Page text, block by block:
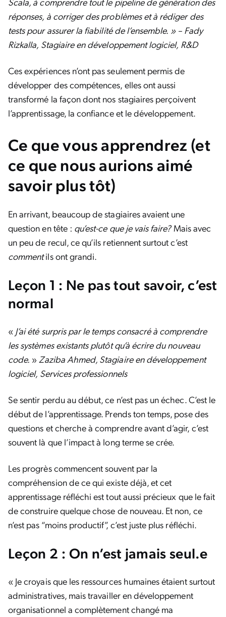
réponses, à corriger des problèmes et à rédiger des
tests pour assurer la fiabilité de l’ensemble. » – Fady
Rizkalla, Stagiaire en développement logiciel, R&D
Ces expériences n’ont pas seulement permis de
développer des compétences, elles ont aussi
transformé la façon dont nos stagiaires perçoivent
l’apprentissage, la confiance et le développement.
Ce que vous apprendrez (et
ce que nous aurions aimé
savoir plus tôt)
En arrivant, beaucoup de stagiaires avaient une
question en tête : qu’est-ce que je vais faire?Mais avec
un peu de recul, ce qu’ils retiennent surtout c’est
commentils ont grandi.
Leçon 1 : Ne pas tout savoir, c’est
normal
« J’ai été surpris par le temps consacré à comprendre
les systèmes existants plutôt qu’à écrire du nouveau
code. » Zaziba Ahmed, Stagiaire en développement
logiciel, Services professionnels
Se sentir perdu au début, ce n’est pas un échec. C’est le
début de l’apprentissage. Prends ton temps, pose des
questions et cherche à comprendre avant d’agir, c’est
souvent là que l’impact à long terme se crée.
Les progrès commencent souvent par la
compréhension de ce qui existe déjà, et cet
apprentissage réfléchi est tout aussi précieux que le fait
de construire quelque chose de nouveau. Et non, ce
n’est pas “moins productif”, c’est juste plus réfléchi.
Leçon 2 : On n’est jamais seul.e
« Je croyais que les ressources humaines étaient surtout
administratives, mais travailler en développement
organisationnel a complètement changé ma